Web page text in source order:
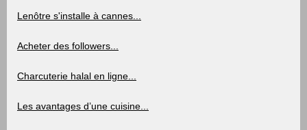
Lenôtre s'installe à cannes...
Acheter des followers...
Charcuterie halal en ligne...
Les avantages d’une cuisine...